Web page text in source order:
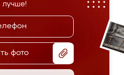
лучше!
фото